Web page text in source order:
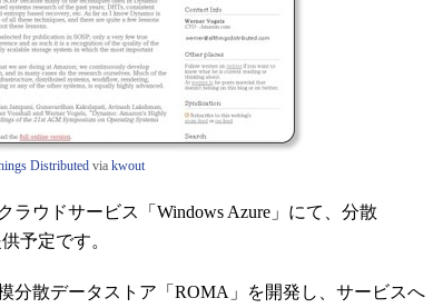
Distributedvia kwout
ウドサービス「Windows Azure」にて、分散
予定です。
分散データストア「ROMA」を開発し、サービスへ